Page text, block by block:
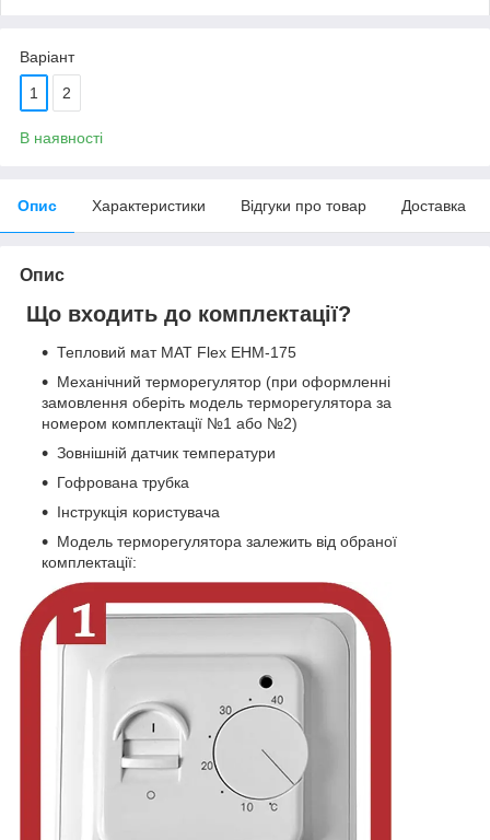
Варіант
1 2
В наявності
Опис Характеристики Відгуки про товар Доставка
Опис
Що входить до комплектації?
Тепловий мат МАТ Flex EHM-175
Механічний терморегулятор (при оформленні
замовлення оберіть модель терморегулятора за
номером комплектації №1 або №2)
Зовнішній датчик температури
Гофрована трубка
Інструкція користувача
Модель терморегулятора залежить від обраної
комплектації: